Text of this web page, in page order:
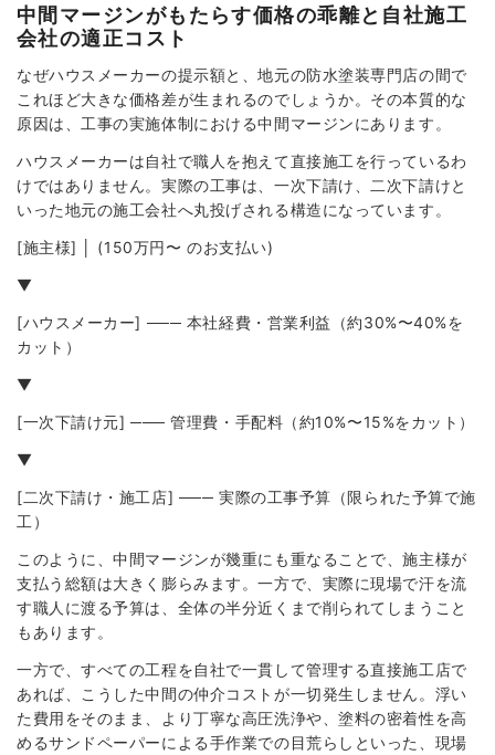
中間マージンがもたらす価格の乖離と自社施工
会社の適正コスト
なぜハウスメーカーの提示額と、地元の防水塗装専門店の間で
これほど大きな価格差が生まれるのでしょうか。その本質的な
原因は、工事の実施体制における中間マージンにあります。
ハウスメーカーは自社で職人を抱えて直接施工を行っているわ
けではありません。実際の工事は、一次下請け、二次下請けと
いった地元の施工会社へ丸投げされる構造になっています。
[施主様] │ (150万円〜 のお支払い)
▼
[ハウスメーカー] ─── 本社経費・営業利益（約30%〜40%を
カット）
▼
[一次下請け元] ─── 管理費・手配料（約10%〜15%をカット）
▼
[二次下請け・施工店] ─── 実際の工事予算（限られた予算で施
工）
このように、中間マージンが幾重にも重なることで、施主様が
支払う総額は大きく膨らみます。一方で、実際に現場で汗を流
す職人に渡る予算は、全体の半分近くまで削られてしまうこと
もあります。
一方で、すべての工程を自社で一貫して管理する直接施工店で
あれば、こうした中間の仲介コストが一切発生しません。浮い
た費用をそのまま、より丁寧な高圧洗浄や、塗料の密着性を高
めるサンドペーパーによる手作業での目荒らしといった、現場